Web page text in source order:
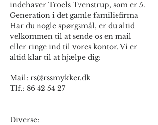
indehaver Troels Tvenstrup, som er 5.
Generation i det gamle familiefirma
Har du nogle spørgsmål, er du altid
velkommen til at sende os en mail
eller ringe ind til vores kontor. Vi er
altid klar til at hjælpe dig:
Mail: rs@rssmykker.dk
Tlf.: 86 42 54 27
Diverse: